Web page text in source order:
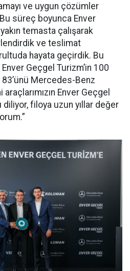
ve uygun çözümler
süreç boyunca Enver
temasta çalışarak
ve teslimat
hayata geçirdik. Bu
Geçgel Turizm’in 100
Mercedes-Benz
Enver Geçgel
diliyor, filoya uzun yıllar değer